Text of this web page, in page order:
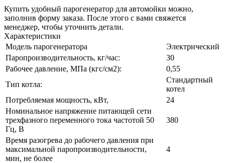
Купить удобный парогенератор для автомойки можно,
заполнив форму заказа. После этого с вами свяжется
менеджер, чтобы уточнить детали.
Характеристики
Модель парогенератора
Электрический
Паропроизводительность, кг/час:
30
Рабочее давление, МПа (кгс/см2):
0,55
Тип котла:
Стандартный
котел
Потребляемая мощность, кВт,
24
Номинальное напряжение питающей сети
трехфазного переменного тока частотой 50
Гц, В
380
Время разогрева до рабочего давления при
максимальной паропроизводительности,
мин, не более
4